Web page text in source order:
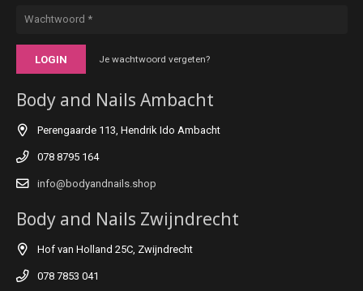
LOGIN Je wachtwoord vergeten?
Body and Nails Ambacht
Perengaarde 113, Hendrik Ido Ambacht
078 8795 164
info@bodyandnails.shop
Body and Nails Zwijndrecht
Hof van Holland 25C, Zwijndrecht
078 7853 041